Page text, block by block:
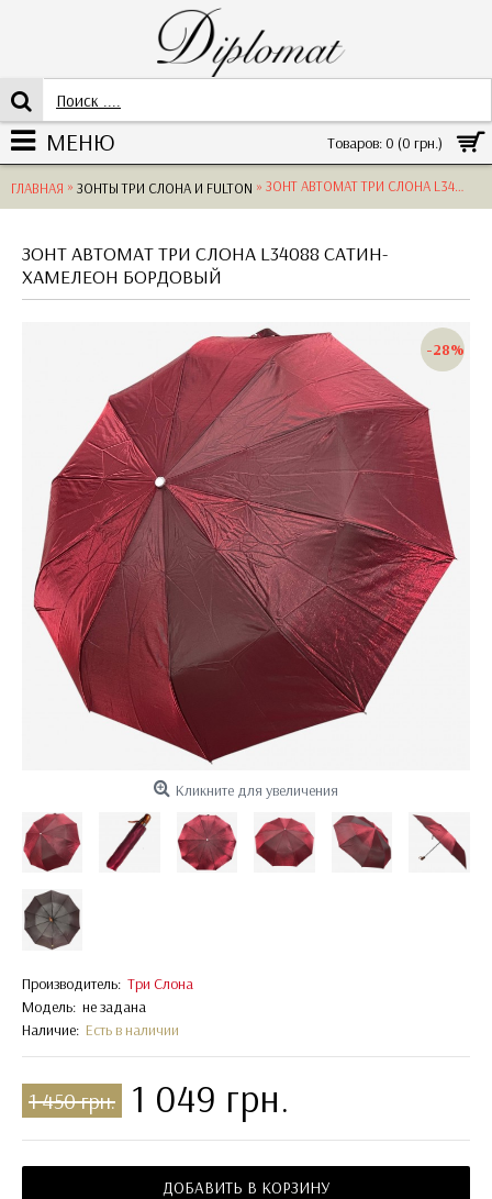
Товаров: 0 (0 грн.)
МЕНЮ
ГЛАВНАЯ » ЗОНТЫ ТРИ СЛОНА И FULTON » ЗОНТ АВТОМАТ ТРИ СЛОНА L34088 ХАМЕЛЕОН POLYESTER BORDO
ЗОНТ АВТОМАТ ТРИ СЛОНА L34088 САТИН-
ХАМЕЛЕОН БОРДОВЫЙ
-28%
Кликните для увеличения
Производитель: Три Слона
Модель: не задана
Наличие: Есть в наличии
1 450 грн. 1 049 грн.
ДОБАВИТЬ В КОРЗИНУ